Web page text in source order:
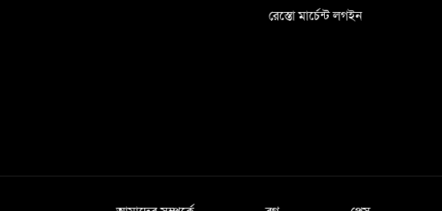
রেস্তো মার্চেন্ট লগইন